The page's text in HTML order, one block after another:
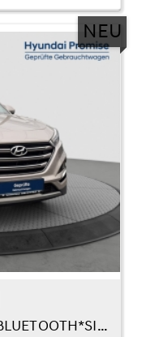
NEU
1.6 T-GDi *PANO*CAM*NAVI*BLUETOOTH*SITZHZG*